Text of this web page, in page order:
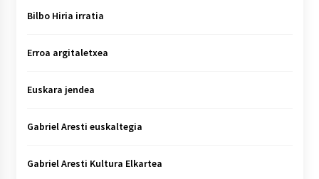
Bilbo Hiria irratia
Erroa argitaletxea
Euskara jendea
Gabriel Aresti euskaltegia
Gabriel Aresti Kultura Elkartea